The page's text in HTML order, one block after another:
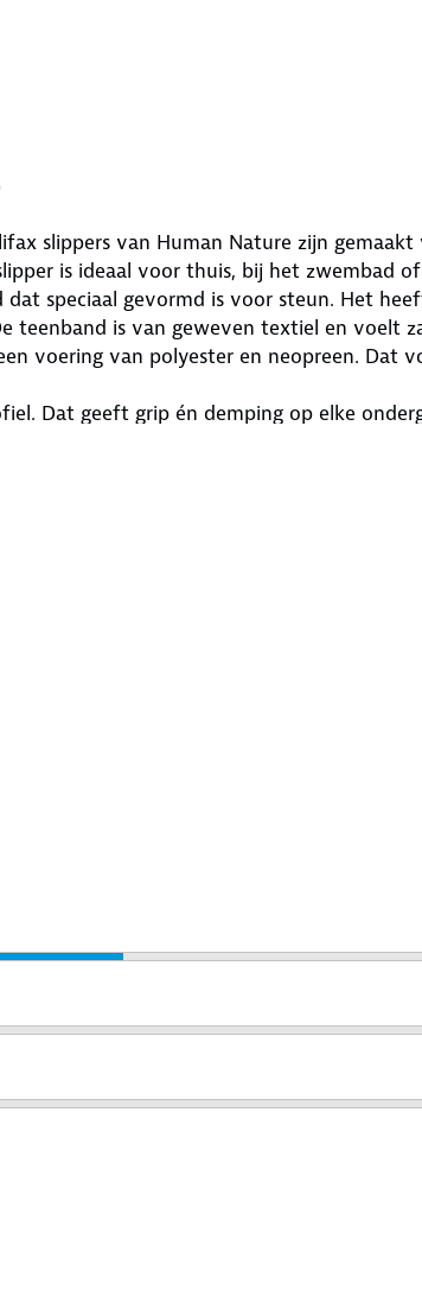
slippers van Human Nature zijn
is ideaal voor thuis, bij het zwembad
speciaal gevormd is voor steun. Het
teenband is van geweven textiel en voelt
voering van polyester en neopreen. Dat
Dat geeft grip én demping op elke
voeten zullen je dankbaar zijn!
toe? Lever ze in bij onze winkels. Wij geven